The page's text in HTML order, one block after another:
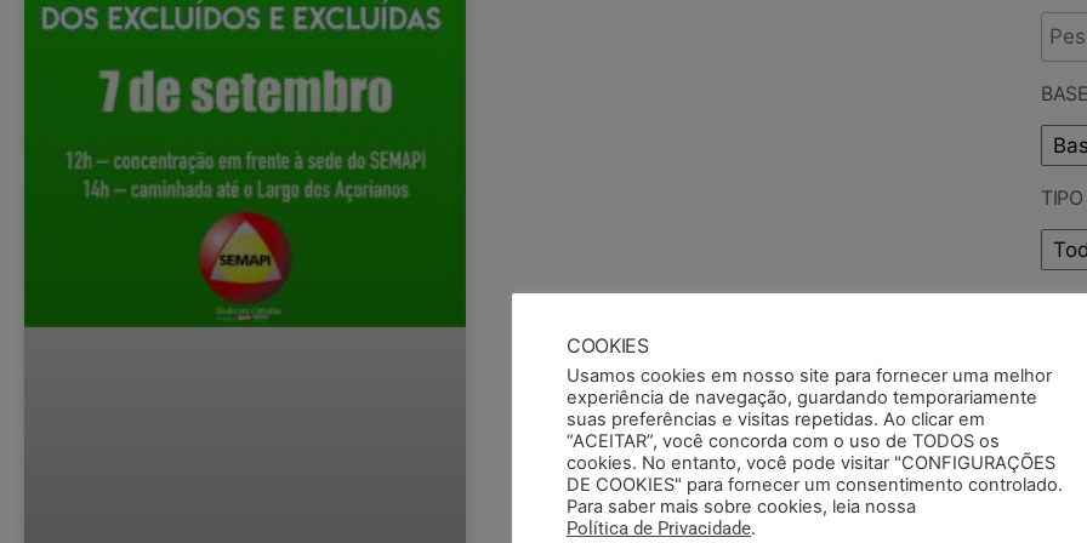
COOKIES
Usamos cookies em nosso site para fornecer uma melhor
experiência de navegação, guardando temporariamente
suas preferências e visitas repetidas. Ao clicar em
“ACEITAR”, você concorda com o uso de TODOS os
cookies. No entanto, você pode visitar "CONFIGURAÇÕES
DE COOKIES" para fornecer um consentimento controlado.
Para saber mais sobre cookies, leia nossa
Política de Privacidade.